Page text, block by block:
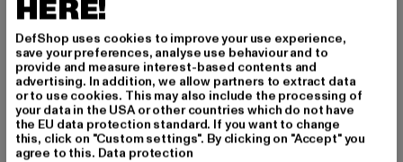
GRÖSSE & PASSFORM
PFLEGEHINWEISE
LIEFERUNG & RÜCKGABE
HERE!
DefShop uses cookies to improve your use experience,
save your preferences, analyse use behaviour and to
provide and measure interest-based contents and
advertising. In addition, we allow partners to extract data
or to use cookies. This may also include the processing of
your data in the USA or other countries which do not have
the EU data protection standard. If you want to change
this, click on "Custom settings". By clicking on "Accept" you
agree to this. Data protection